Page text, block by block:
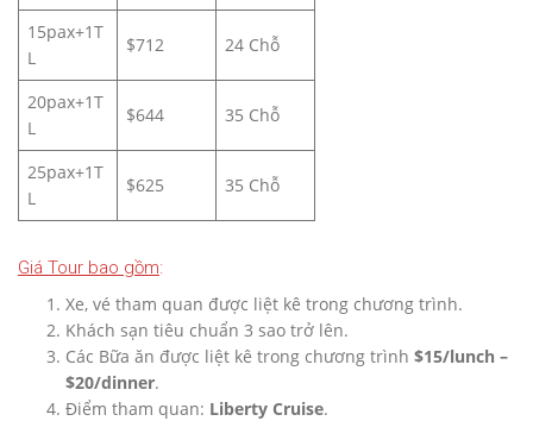
15pax+1T
L
$712 24 Chỗ
20pax+1T
L
$644 35 Chỗ
25pax+1T
L
$625 35 Chỗ
Giá Tour bao gồm:
Xe, vé tham quan được liệt kê trong chương trình.
Khách sạn tiêu chuẩn 3 sao trở lên.
Các Bữa ăn được liệt kê trong chương trình $15/lunch –
$20/dinner.
Điểm tham quan: Liberty Cruise.